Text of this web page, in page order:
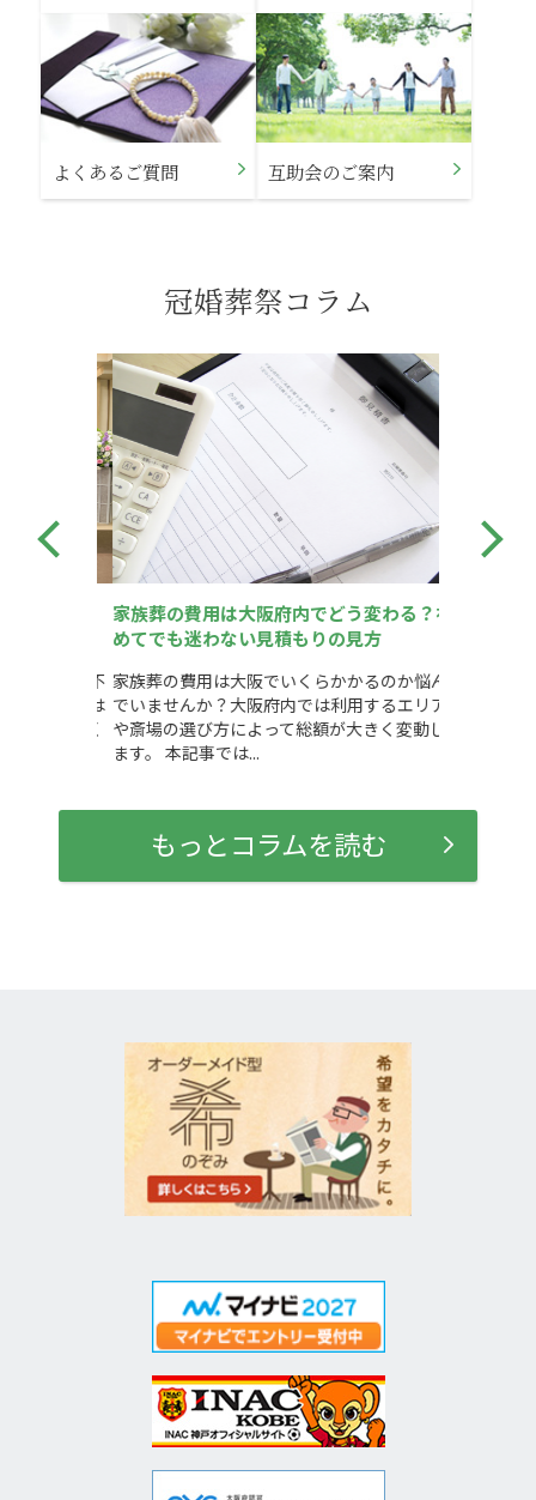
よくあるご質問 互助会のご案内
冠婚葬祭コラム
家族葬の費用は大阪府内でどう変わる？初
めてでも迷わない見積もりの見方
家族葬の費用は大阪でいくらかかるのか悩ん
でいませんか？大阪府内では利用するエリア
や斎場の選び方によって総額が大きく変動し
ます。 本記事では...
もっとコラムを読む